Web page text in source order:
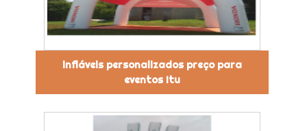
infláveis personalizados preço para
eventos Itu